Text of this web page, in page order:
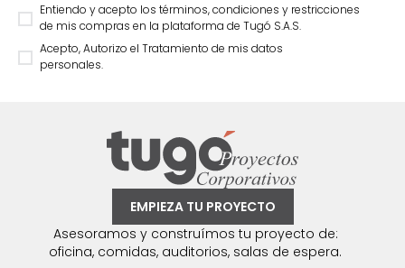
Entiendo y acepto los términos, condiciones y restricciones
de mis compras en la plataforma de Tugó S.A.S.
Acepto, Autorizo el Tratamiento de mis datos
personales.
EMPIEZA TU PROYECTO
Asesoramos y construímos tu proyecto de:
oficina, comidas, auditorios, salas de espera.